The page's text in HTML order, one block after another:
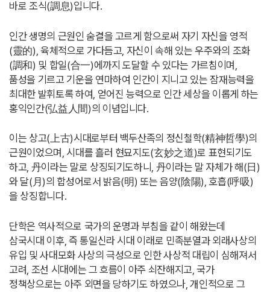
바로 조식(調息)입니다.
인간 생명의 근원인 숨결을 고르게 함으로써 자기 자신을 영적
(靈的), 육체적으로 가다듬고, 자신이 속해 있는 우주와의 조화
(調和) 및 합일(合一)에까지 도달할 수 있다는 가르침이며,
품성을 기르고 기운을 연마하여 인간이 지니고 있는 잠재능력을
최대한 발휘토록 하여, 얻어진 능력으로 인간 세상을 이롭게 하는
홍익인간(弘益人間)의 이념입니다.
이는 상고(上古)시대로부터 백두산족의 정신철학(精神哲學)의
근원이었으며, 시대를 흘러 현묘지도(玄妙之道)로 표현되기도
하고, 丹이라는 말로 상징되기도하니, 丹이라는 말 자체가 해(日)
와 달(月)의 합성어로서 밝음(明) 또는 음양(陰陽), 호흡(呼吸)
을 상징합니다.
단학은 역사적으로 국가의 운명과 부침을 같이 해왔는데
삼국시대 이후, 즉 통일신라 시대 이래로 민족분열과 외래사상의
유입 및 사대모화 사상의 극성으로 인한 사상적 대립이 심해져서
고려, 조선 시대에는 그 흐름이 아주 쇠잔해지고, 국가
정책상으로는 아주 외면을 당하기도 하였으나, 개인적으로 그